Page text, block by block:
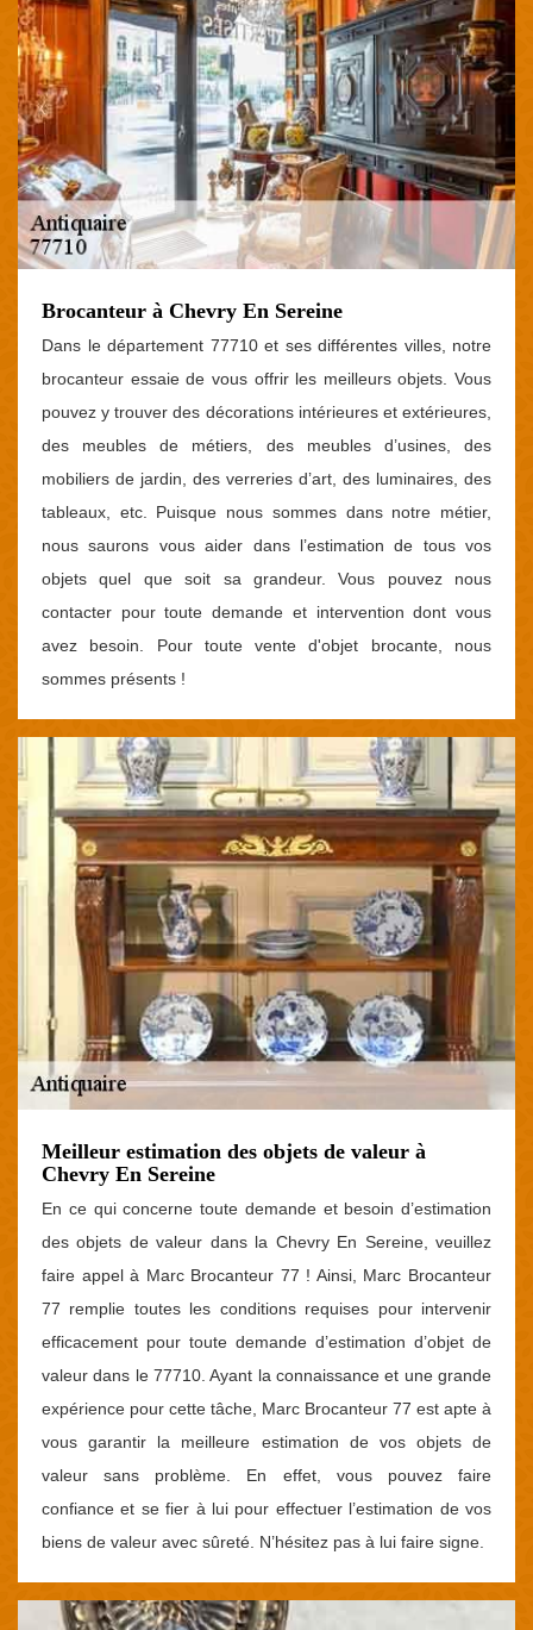
Brocanteur à Chevry En Sereine
Dans le département 77710 et ses différentes villes, notre
brocanteur essaie de vous offrir les meilleurs objets. Vous
pouvez y trouver des décorations intérieures et extérieures,
des meubles de métiers, des meubles d’usines, des
mobiliers de jardin, des verreries d’art, des luminaires, des
tableaux, etc. Puisque nous sommes dans notre métier,
nous saurons vous aider dans l’estimation de tous vos
objets quel que soit sa grandeur. Vous pouvez nous
contacter pour toute demande et intervention dont vous
avez besoin. Pour toute vente d'objet brocante, nous
sommes présents !
Meilleur estimation des objets de valeur à
Chevry En Sereine
En ce qui concerne toute demande et besoin d’estimation
des objets de valeur dans la Chevry En Sereine, veuillez
faire appel à Marc Brocanteur 77 ! Ainsi, Marc Brocanteur
77 remplie toutes les conditions requises pour intervenir
efficacement pour toute demande d’estimation d’objet de
valeur dans le 77710. Ayant la connaissance et une grande
expérience pour cette tâche, Marc Brocanteur 77 est apte à
vous garantir la meilleure estimation de vos objets de
valeur sans problème. En effet, vous pouvez faire
confiance et se fier à lui pour effectuer l’estimation de vos
biens de valeur avec sûreté. N’hésitez pas à lui faire signe.